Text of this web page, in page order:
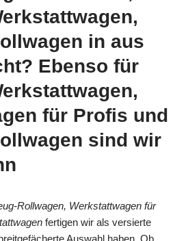
in aus
Ebenso für
für Profis und
sind wir
Rollwagen, Werkstattwagen für
fertigen wir als versierte
Auswahl haben. Ob